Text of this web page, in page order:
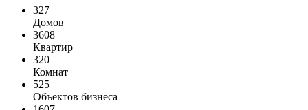
327
Домов
3608
Квартир
320
Комнат
525
Объектов бизнеса